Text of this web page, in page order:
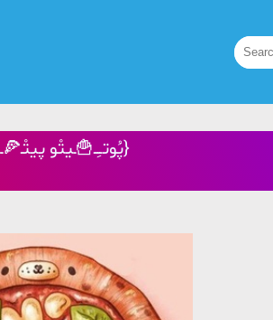
{پُوتـِـ🍟ـیتْو پیتْـ🍕ـزایّی جٰان}